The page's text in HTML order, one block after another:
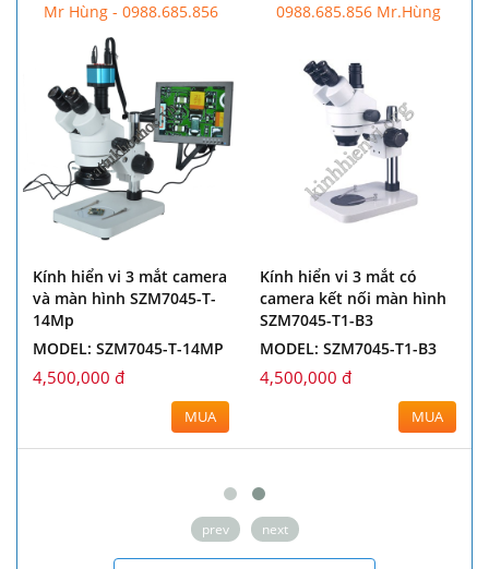
Mr Hùng - 0988.685.856
Kính hiển vi 3 mắt camera
và màn hình SZM7045-T-
MODEL: SZM7045-T-14MP
4,500,000 đ
0988.685.856 Mr.Hùng
Kính hiển vi 3 mắt có
camera kết nối màn hình
SZM7045-T1-B3
MODEL: SZM7045-T1-B3
4,500,000 đ
prev next